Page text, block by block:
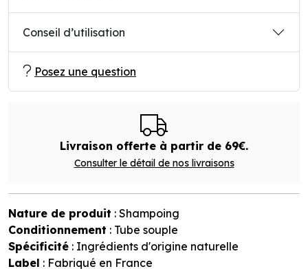
Conseil d’utilisation
Posez une question
Livraison offerte à partir de 69€.
Consulter le détail de nos livraisons
Nature de produit : Shampoing
Conditionnement : Tube souple
Spécificité : Ingrédients d'origine naturelle
Label : Fabriqué en France